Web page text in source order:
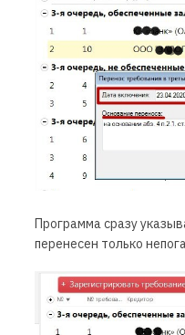
Программа сразу
перенесен только